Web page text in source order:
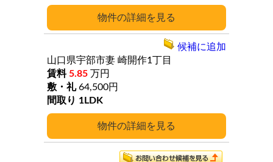
詳細
詳細
山口県宇部市妻 崎開作1丁目
5.85 万円
64,500円
1LDK
候補に追加